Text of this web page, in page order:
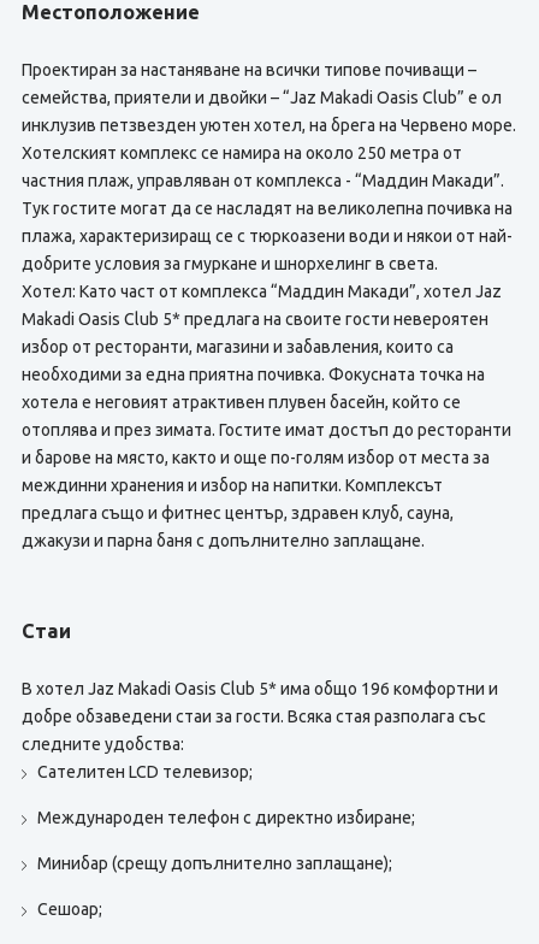
Местоположение
Проектиран за настаняване на всички типове почиващи –
семейства, приятели и двойки – “Jaz Makadi Oasis Club” е ол
инклузив петзвезден уютен хотел, на брега на Червено море.
Хотелският комплекс се намира на около 250 метра от
частния плаж, управляван от комплекса - “Маддин Макади”.
Тук гостите могат да се насладят на великолепна почивка на
плажа, характеризиращ се с тюркоазени води и някои от най-
добрите условия за гмуркане и шнорхелинг в света.
Хотел: Като част от комплекса “Маддин Макади”, хотел Jaz
Makadi Oasis Club 5* предлага на своите гости невероятен
избор от ресторанти, магазини и забавления, които са
необходими за една приятна почивка. Фокусната точка на
хотела е неговият атрактивен плувен басейн, който се
отоплява и през зимата. Гостите имат достъп до ресторанти
и барове на място, както и още по-голям избор от места за
междинни хранения и избор на напитки. Комплексът
предлага също и фитнес център, здравен клуб, сауна,
джакузи и парна баня с допълнително заплащане.
Стаи
В хотел Jaz Makadi Oasis Club 5* има общо 196 комфортни и
добре обзаведени стаи за гости. Всяка стая разполага със
следните удобства:
Сателитен LCD телевизор;
Международен телефон с директно избиране;
Минибар (срещу допълнително заплащане);
Сешоар;